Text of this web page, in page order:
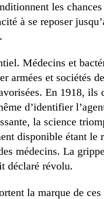
les
à se reposer
Médecins et
armées et sociétés
En 1918,
d’identifier
la science
disponible étant le
médecins. La
déclaré révolu.
la marque de